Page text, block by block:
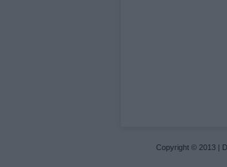
Copyright © 2013 |